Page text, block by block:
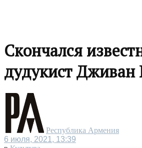
Скончался
дудукист Дживан
Республика Армения
6 июля, 2021, 13:39